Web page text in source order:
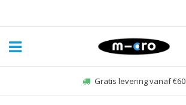
Gratis levering vanaf €60